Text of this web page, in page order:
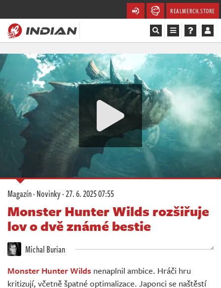
REALMERCH.STORE
Magazín
Recenze
Videa
Soutěže
Komunita
Redakce
Živě
Magazín·Novinky·27. 6. 2025 07:55
Monster Hunter Wilds rozšiřuje
lov o dvě známé bestie
Michal Burian
Monster Hunter Wilds nenaplnil ambice. Hráči hru
kritizují, včetně špatné optimalizace. Japonci se naštěstí